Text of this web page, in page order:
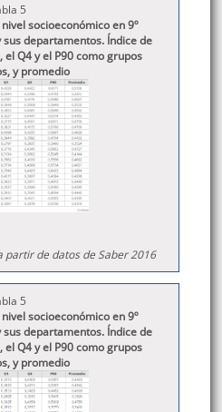
5
socioeconómico en 9º
departamentos. Índice de
el Q4 y el P90 como grupos
y promedio
partir de datos de Saber 2016
5
socioeconómico en 9º
departamentos. Índice de
el Q4 y el P90 como grupos
y promedio